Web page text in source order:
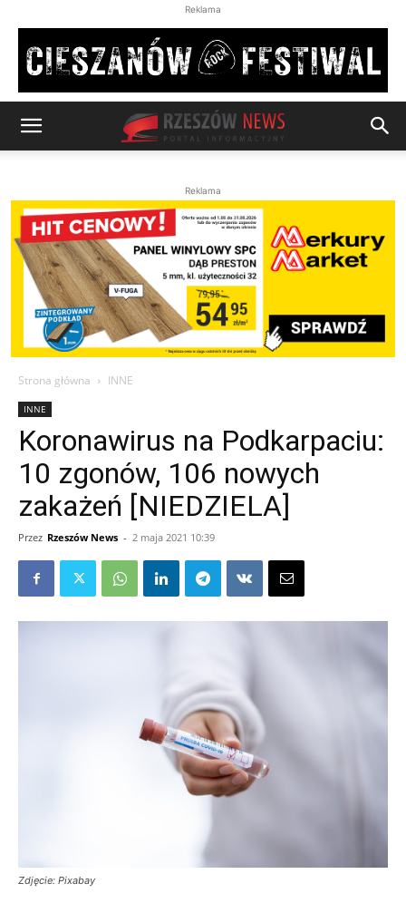
Reklama
Reklama
Strona główna INNE
INNE
Koronawirus na Podkarpaciu:
10 zgonów, 106 nowych
zakażeń [NIEDZIELA]
Przez Rzeszów News - 2 maja 2021 10:39
Zdjęcie: Pixabay